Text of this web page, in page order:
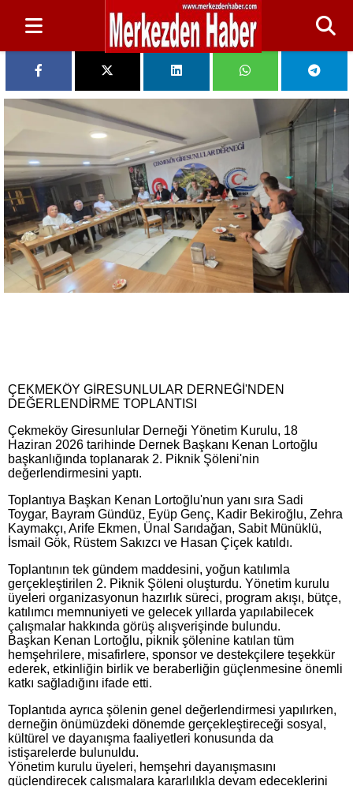
ÇEKMEKÖY GİRESUNLULAR DERNEĞİ'NDEN
DEĞERLENDİRME TOPLANTISI
Çekmeköy Giresunlular Derneği Yönetim Kurulu, 18
Haziran 2026 tarihinde Dernek Başkanı Kenan Lortoğlu
başkanlığında toplanarak 2. Piknik Şöleni'nin
değerlendirmesini yaptı.
Toplantıya Başkan Kenan Lortoğlu'nun yanı sıra Sadi
Toygar, Bayram Gündüz, Eyüp Genç, Kadir Bekiroğlu, Zehra
Kaymakçı, Arife Ekmen, Ünal Sarıdağan, Sabit Münüklü,
İsmail Gök, Rüstem Sakızcı ve Hasan Çiçek katıldı.
Toplantının tek gündem maddesini, yoğun katılımla
gerçekleştirilen 2. Piknik Şöleni oluşturdu. Yönetim kurulu
üyeleri organizasyonun hazırlık süreci, program akışı, bütçe,
katılımcı memnuniyeti ve gelecek yıllarda yapılabilecek
çalışmalar hakkında görüş alışverişinde bulundu.
Başkan Kenan Lortoğlu, piknik şölenine katılan tüm
hemşehrilere, misafirlere, sponsor ve destekçilere teşekkür
ederek, etkinliğin birlik ve beraberliğin güçlenmesine önemli
katkı sağladığını ifade etti.
Toplantıda ayrıca şölenin genel değerlendirmesi yapılırken,
derneğin önümüzdeki dönemde gerçekleştireceği sosyal,
kültürel ve dayanışma faaliyetleri konusunda da
istişarelerde bulunuldu.
Yönetim kurulu üyeleri, hemşehri dayanışmasını
güçlendirecek çalışmalara kararlılıkla devam edeceklerini